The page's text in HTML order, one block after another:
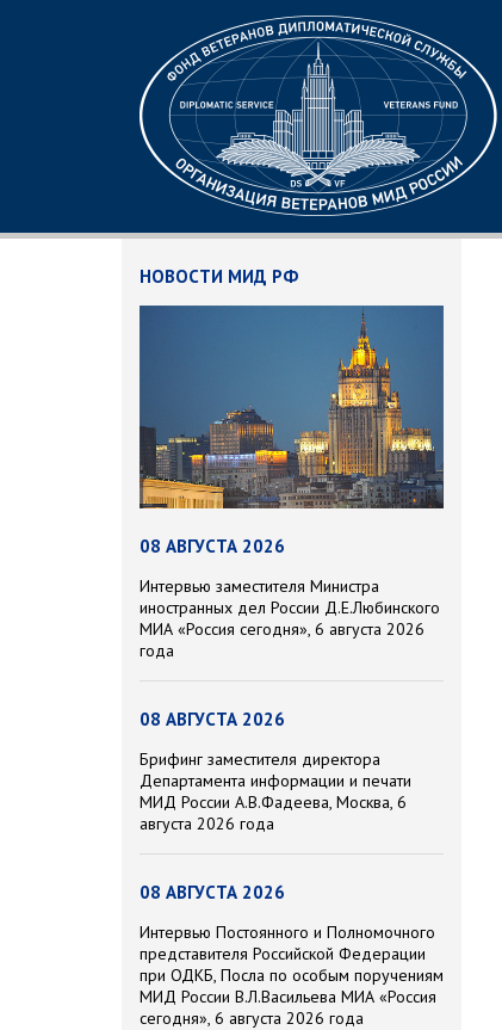
НОВОСТИ МИД РФ
08 АВГУСТА 2026
Интервью заместителя Министра
иностранных дел России Д.Е.Любинского
МИА «Россия сегодня», 6 августа 2026
года
08 АВГУСТА 2026
Брифинг заместителя директора
Департамента информации и печати
МИД России А.В.Фадеева, Москва, 6
августа 2026 года
08 АВГУСТА 2026
Интервью Постоянного и Полномочного
представителя Российской Федерации
при ОДКБ, Посла по особым поручениям
МИД России В.Л.Васильева МИА «Россия
сегодня», 6 августа 2026 года